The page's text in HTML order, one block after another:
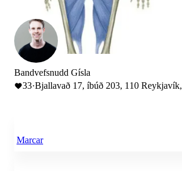
Bandvefsnudd Gísla
33·Bjallavað 17, íbúð 203, 110 Reykjavík,
Marcar